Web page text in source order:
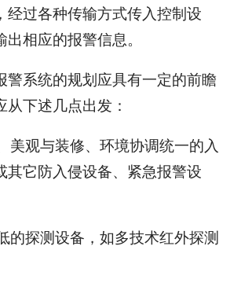
经过各种传输方式传入控制设
相应的报警信息。
系统的规划应具有一定的前瞻
下述几点出发：
观与装修、环境协调统一的入
其它防入侵设备、紧急报警设
探测设备，如多技术红外探测